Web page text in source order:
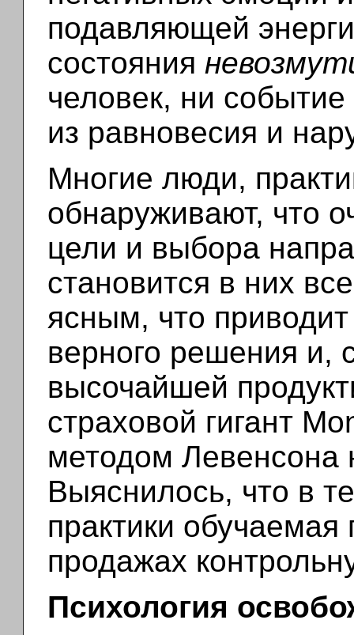
подавляющей
состояния
человек, ни
из равновесия и
Многие люди,
обнаруживают, что
цели и выбора
становится в них
ясным, что
верного решения и,
высочайшей
страховой гигант
методом Левенсона
Выяснилось, что в
практики
продажах
Психология